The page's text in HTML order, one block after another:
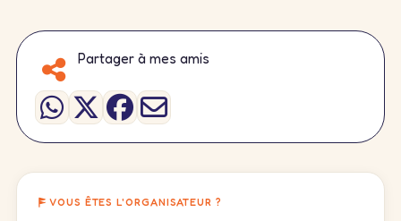
Partager à mes amis
VOUS ÊTES L'ORGANISATEUR ?